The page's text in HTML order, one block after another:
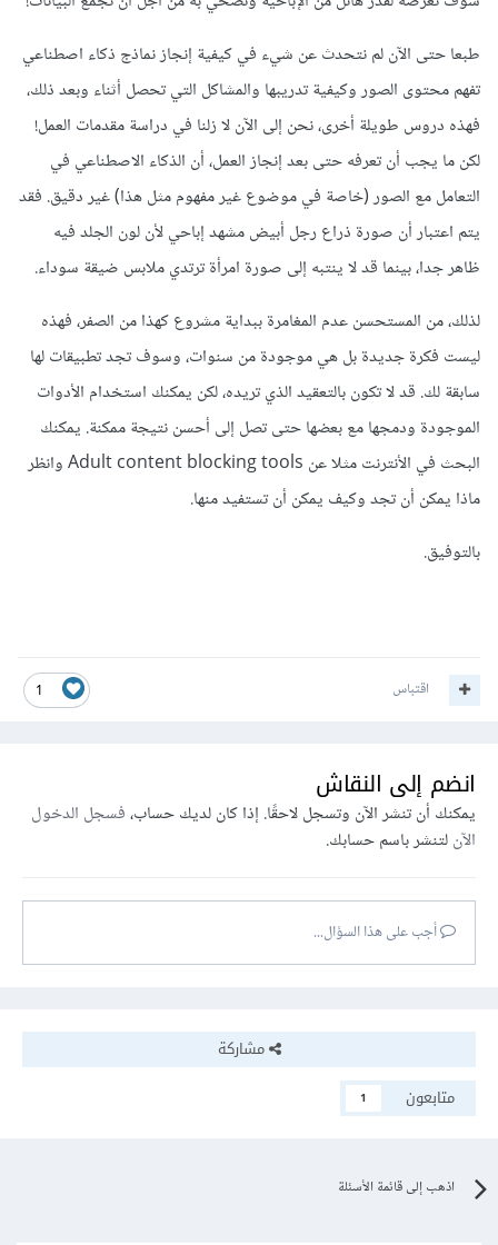
طبعا حتى الآن لم نتحدث عن شيء في كيفية إنجاز نماذج ذكاء اصطناعي
تفهم محتوى الصور وكيفية تدريبها والمشاكل التي تحصل أثناء وبعد ذلك،
فهذه دروس طويلة أخرى، نحن إلى الآن لا زلنا في دراسة مقدمات العمل!
لكن ما يجب أن تعرفه حتى بعد إنجاز العمل، أن الذكاء الاصطناعي في
التعامل مع الصور (خاصة في موضوع غير مفهوم مثل هذا) غير دقيق. فقد
يتم اعتبار أن صورة ذراع رجل أبيض مشهد إباحي لأن لون الجلد فيه
ظاهر جدا، بينما قد لا ينتبه إلى صورة امرأة ترتدي ملابس ضيقة سوداء.
لذلك، من المستحسن عدم المغامرة ببداية مشروع كهذا من الصفر، فهذه
ليست فكرة جديدة بل هي موجودة من سنوات، وسوف تجد تطبيقات لها
سابقة لك. قد لا تكون بالتعقيد الذي تريده، لكن يمكنك استخدام الأدوات
الموجودة ودمجها مع بعضها حتى تصل إلى أحسن نتيجة ممكنة. يمكنك
البحث في الأنترنت مثلا عن Adult content blocking tools وانظر
ماذا يمكن أن تجد وكيف يمكن أن تستفيد منها.
بالتوفيق.
1 اقتباس
انضم إلى النقاش
يمكنك أن تنشر الآن وتسجل لاحقًا. إذا كان لديك حساب،فسجل الدخول
الآنلتنشر باسم حسابك.
أجب على هذا السؤال...
مشاركة
متابعون
1
اذهب إلى قائمة الأسئلة